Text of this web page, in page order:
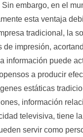
embargo, en el
esta ventaja
tradicional, la
de impresión,
información puede
a producir
estáticas
información
televisiva, tiene
servir como